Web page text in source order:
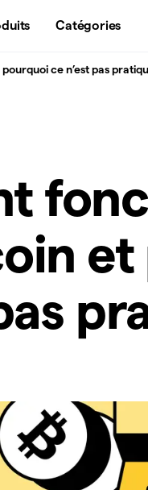
Catégories
ce n’est pas